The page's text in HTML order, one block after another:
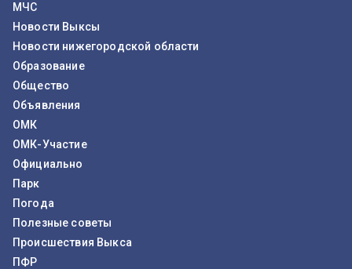
МЧС
Новости Выксы
Новости нижегородской области
Образование
Общество
Объявления
ОМК
ОМК-Участие
Официально
Парк
Погода
Полезные советы
Происшествия Выкса
ПФР